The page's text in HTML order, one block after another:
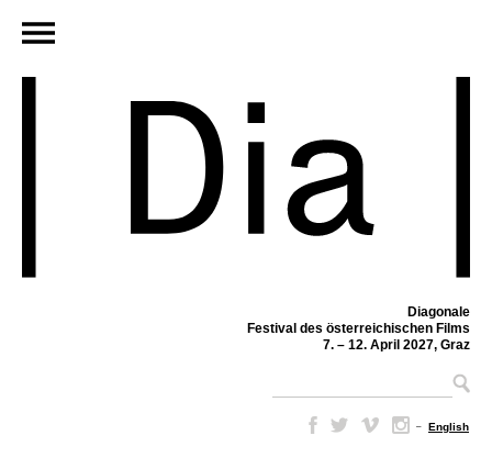
Diagonale
Festival des österreichischen Films
7. – 12. April 2027, Graz
– English